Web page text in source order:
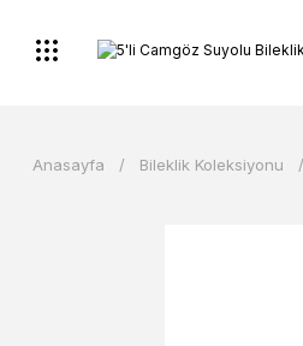
Anasayfa Bileklik Koleksiyonu